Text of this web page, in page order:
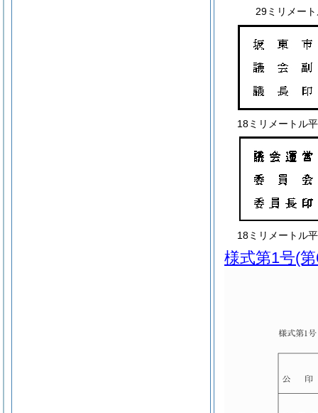
29ミリメー
18ミリメートル
18ミリメートル
様式第1号(